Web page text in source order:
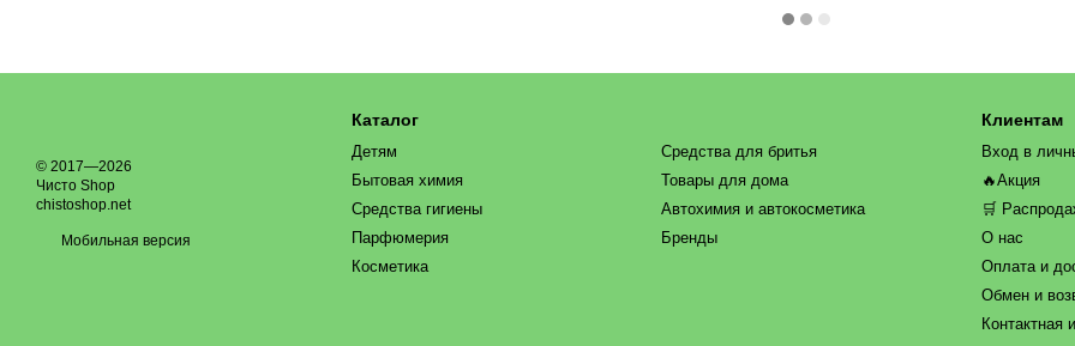
© 2017—2026
Чисто Shop
chistoshop.net
Мобильная версия
Каталог
Детям
Бытовая химия
Средства гигиены
Парфюмерия
Косметика
Средства для бритья
Товары для дома
Автохимия и автокосметика
Бренды
Клиентам
Вход в
🔥Акция
🛒
О нас
Оплата и
Обмен и
Контактная